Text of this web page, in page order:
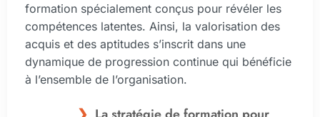
formation spécialement conçus pour révéler les
compétences latentes. Ainsi, la valorisation des
acquis et des aptitudes s’inscrit dans une
dynamique de progression continue qui bénéficie
à l’ensemble de l’organisation.